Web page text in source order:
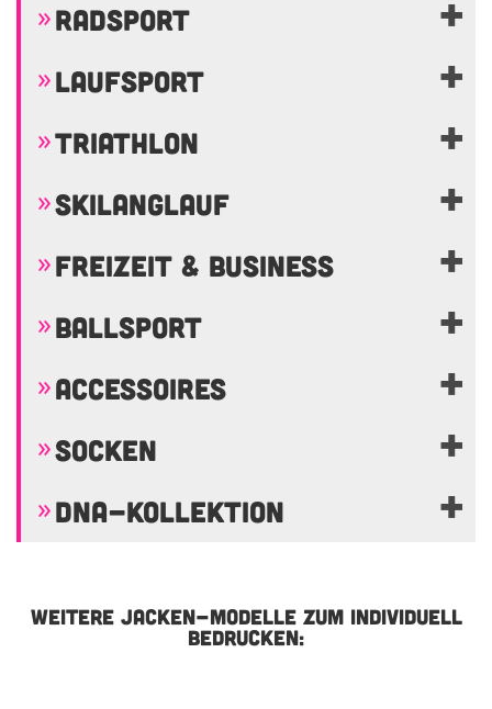
RADSPORT
LAUFSPORT
TRIATHLON
SKILANGLAUF
FREIZEIT & BUSINESS
BALLSPORT
ACCESSOIRES
SOCKEN
DNA-KOLLEKTION
WEITERE JACKEN-MODELLE ZUM INDIVIDUELL
BEDRUCKEN: